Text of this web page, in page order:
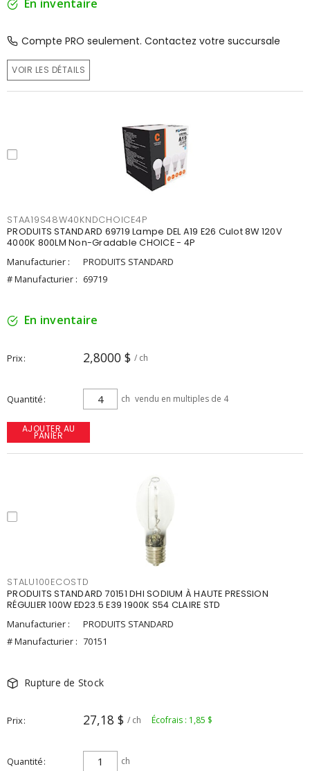
En inventaire
Compte PRO seulement. Contactez votre succursale
VOIR LES DÉTAILS
STAA19S48W40KNDCHOICE4P
PRODUITS STANDARD 69719 Lampe DEL A19 E26 Culot 8W 120V
4000K 800LM Non-Gradable CHOICE - 4P
Manufacturier :
PRODUITS STANDARD
# Manufacturier : 69719
En inventaire
Prix 2,8000 $ / ch
Quantité ch vendu en multiples de 4
AJOUTER AU
PANIER
STALU100ECOSTD
PRODUITS STANDARD 70151 DHI SODIUM À HAUTE PRESSION
RÉGULIER 100W ED23.5 E39 1900K S54 CLAIRE STD
Manufacturier :
PRODUITS STANDARD
# Manufacturier : 70151
Rupture de Stock
Prix 27,18 $ / ch Écofrais : 1,85 $
Quantité ch